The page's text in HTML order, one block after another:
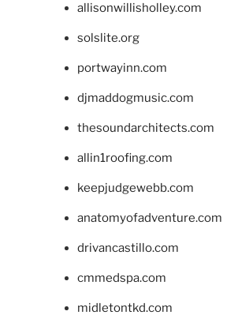
allisonwillisholley.com
solslite.org
portwayinn.com
djmaddogmusic.com
thesoundarchitects.com
allin1roofing.com
keepjudgewebb.com
anatomyofadventure.com
drivancastillo.com
cmmedspa.com
midletontkd.com